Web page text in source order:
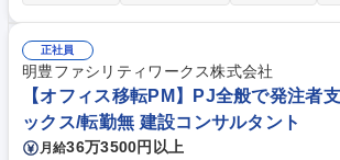
ように具現化するのか打ち合わせ ■パチンコ機に用
メ、キャラクターの世界観を理解し、液晶演出に合
に動かすのかを考えたり、液晶演出に合わせた動き
検証 【代表機種】北斗の拳、蒼天の拳、花の慶次、牙狼 募集職種
区【機械設計】パチンコ機の役物の機構設計/年休
正社員
明豊ファシリティワークス株式会社
【オフィス移転PM】PJ全般で発注者
ックス/転勤無 建設コンサルタント
月給36万3500円以上